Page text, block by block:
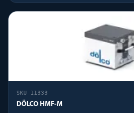
SKU 11333
DÖLCO HMF-M